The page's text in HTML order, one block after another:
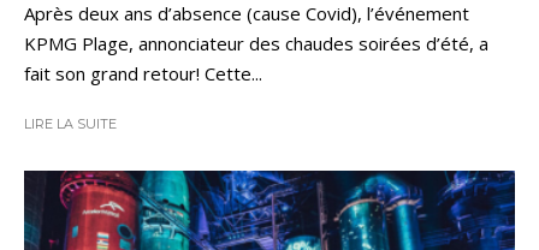
Après deux ans d’absence (cause Covid), l’événement
KPMG Plage, annonciateur des chaudes soirées d’été, a
fait son grand retour! Cette...
LIRE LA SUITE